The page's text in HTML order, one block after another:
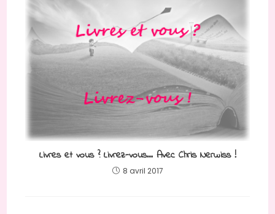
Livres et vous ? Livrez-vous… Avec Chris Nerwiss !
8 avril 2017